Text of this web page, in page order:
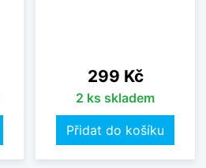
Cena
299 Kč
2 ks skladem
Přidat do košíku